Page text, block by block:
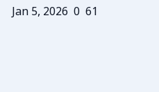
Jan 5, 2026 0 61